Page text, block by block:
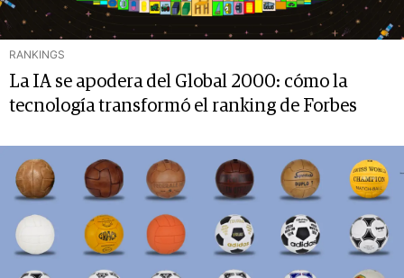
RANKINGS
La IA se apodera del Global 2000: cómo la
tecnología transformó el ranking de Forbes